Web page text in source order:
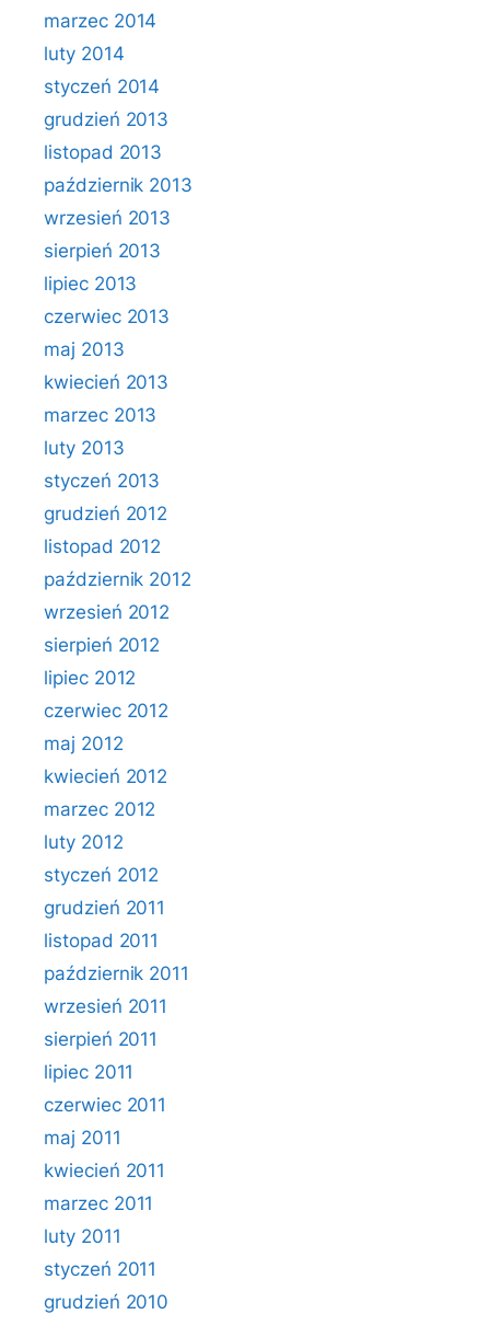
marzec 2014
luty 2014
styczeń 2014
grudzień 2013
listopad 2013
październik 2013
wrzesień 2013
sierpień 2013
lipiec 2013
czerwiec 2013
maj 2013
kwiecień 2013
marzec 2013
luty 2013
styczeń 2013
grudzień 2012
listopad 2012
październik 2012
wrzesień 2012
sierpień 2012
lipiec 2012
czerwiec 2012
maj 2012
kwiecień 2012
marzec 2012
luty 2012
styczeń 2012
grudzień 2011
listopad 2011
październik 2011
wrzesień 2011
sierpień 2011
lipiec 2011
czerwiec 2011
maj 2011
kwiecień 2011
marzec 2011
luty 2011
styczeń 2011
grudzień 2010